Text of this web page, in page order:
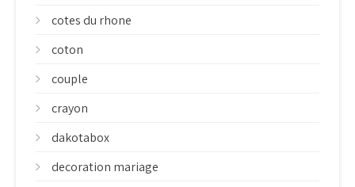
cotes du rhone
coton
couple
crayon
dakotabox
decoration mariage